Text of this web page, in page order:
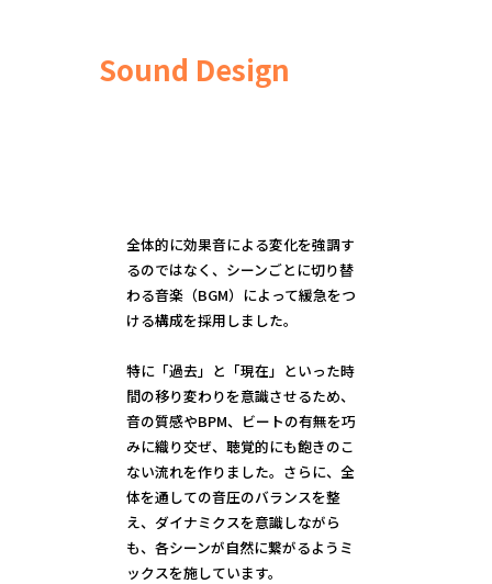
Sound Design
全体的に効果音による変化を強調す
るのではなく、シーンごとに切り替
わる音楽（BGM）によって緩急をつ
ける構成を採用しました。
特に「過去」と「現在」といった時
間の移り変わりを意識させるため、
音の質感やBPM、ビートの有無を巧
みに織り交ぜ、聴覚的にも飽きのこ
ない流れを作りました。さらに、全
体を通しての音圧のバランスを整
え、ダイナミクスを意識しながら
も、各シーンが自然に繋がるようミ
ックスを施しています。